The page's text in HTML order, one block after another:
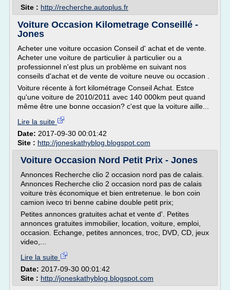
Site : http://recherche.autoplus.fr
Voiture Occasion Kilometrage Conseillé -
Jones
Acheter une voiture occasion Conseil d' achat et de vente.
Acheter une voiture de particulier à particulier ou a
professionnel n'est plus un problème en suivant nos
conseils d'achat et de vente de voiture neuve ou occasion .
Voiture récente à fort kilométrage Conseil Achat. Estce
qu'une voiture de 2010/2011 avec 140 000km peut quand
même être une bonne occasion? c'est que la voiture aille...
Lire la suite
Date: 2017-09-30 00:01:42
Site : http://joneskathyblog.blogspot.com
Voiture Occasion Nord Petit Prix - Jones
Annonces Recherche clio 2 occasion nord pas de calais.
Annonces Recherche clio 2 occasion nord pas de calais
voiture très économique et bien entretenue. le bon coin
camion iveco tri benne cabine double petit prix;
Petites annonces gratuites achat et vente d'. Petites
annonces gratuites immobilier, location, voiture, emploi,
occasion. Echange, petites annonces, troc, DVD, CD, jeux
video,...
Lire la suite
Date: 2017-09-30 00:01:42
Site : http://joneskathyblog.blogspot.com